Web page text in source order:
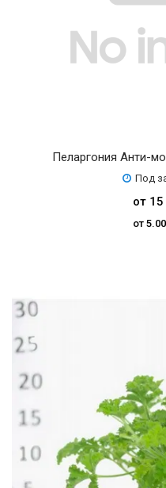
Пеларгония Анти-
Под
от
от